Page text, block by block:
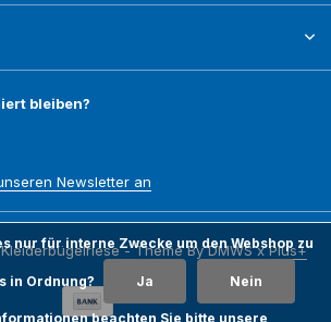
bleiben?
Newsletter an
- Theme ByDMWSxPlus+
nur für interne Zwecke um den Webshop zu
in Ordnung? Ja Nein
beachten Sie bitte unsere